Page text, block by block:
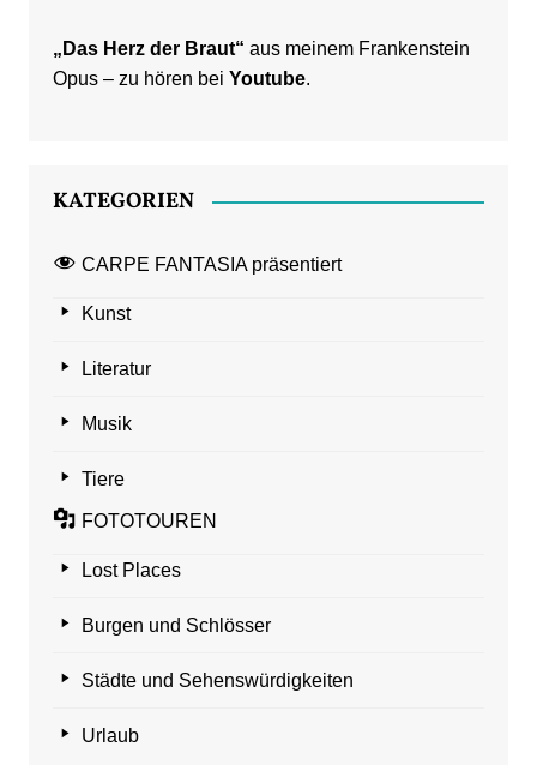
„Das Herz der Braut“ aus meinem Frankenstein
Opus – zu hören bei Youtube.
KATEGORIEN
CARPE FANTASIA präsentiert
Kunst
Literatur
Musik
Tiere
FOTOTOUREN
Lost Places
Burgen und Schlösser
Städte und Sehenswürdigkeiten
Urlaub